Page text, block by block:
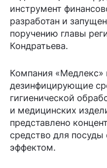
инструмент
разработан и
поручению главы
Кондратьева.
Компания «Медлекс»
дезинфицирующие
гигиенической
и медицинских
представлено
средство для
эффектом.